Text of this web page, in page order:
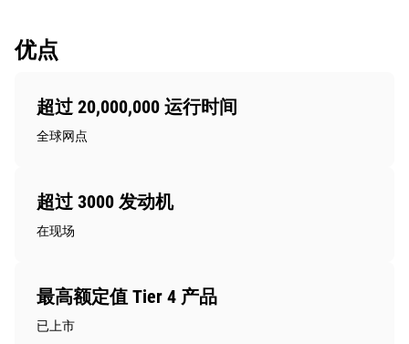
优点
超过 20,000,000 运行时间
全球网点
超过 3000 发动机
在现场
最高额定值 Tier 4 产品
已上市